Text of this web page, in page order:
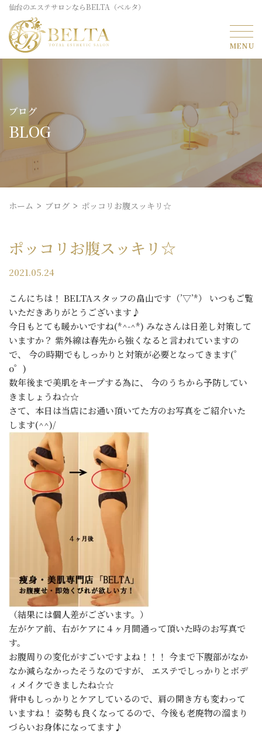
仙台のエステサロンならBELTA（ベルタ）
ブログ
BLOG
ホーム ブログ ポッコリお腹スッキリ☆
ポッコリお腹スッキリ☆
2021.05.24
こんにちは！ BELTAスタッフの畠山です（’▽’*） いつもご覧
いただきありがとうございます♪
今日もとても暖かいですね(*^-^*) みなさんは日差し対策して
いますか？ 紫外線は春先から強くなると言われていますの
で、 今の時期でもしっかりと対策が必要となってきます(゜
o゜)
数年後まで美肌をキープする為に、 今のうちから予防してい
きましょうね☆☆
さて、本日は当店にお通い頂いてた方のお写真をご紹介いた
します(^^)/
（結果には個人差がございます。）
左がケア前、右がケアに４ヶ月間通って頂いた時のお写真で
す。
お腹周りの変化がすごいですよね！！！ 今まで下腹部がなか
なか減らなかったそうなのですが、 エステでしっかりとボデ
ィメイクできましたね☆☆
背中もしっかりとケアしているので、肩の開き方も変わって
いますね！ 姿勢も良くなってるので、今後も老廃物の溜まり
づらいお身体になってます♪